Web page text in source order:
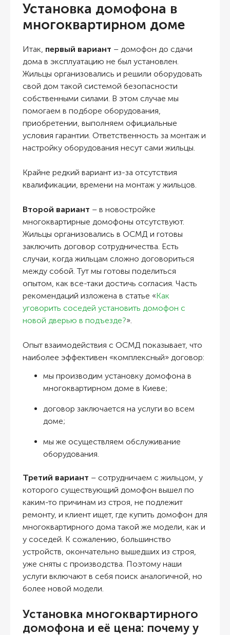
Установка домофона в
многоквартирном доме
Итак, первый вариант – домофон до сдачи
дома в эксплуатацию не был установлен.
Жильцы организовались и решили оборудовать
свой дом такой системой безопасности
собственными силами. В этом случае мы
помогаем в подборе оборудования,
приобретении, выполняем официальные
условия гарантии. Ответственность за монтаж и
настройку оборудования несут сами жильцы.
Крайне редкий вариант из-за отсутствия
квалификации, времени на монтаж у жильцов.
Второй вариант – в новостройке
многоквартирные домофоны отсутствуют.
Жильцы организовались в ОСМД и готовы
заключить договор сотрудничества. Есть
случаи, когда жильцам сложно договориться
между собой. Тут мы готовы поделиться
опытом, как все-таки достичь согласия. Часть
рекомендаций изложена в статье «Как
уговорить соседей установить домофон с
новой дверью в подъезде?».
Опыт взаимодействия с ОСМД показывает, что
наиболее эффективен «комплексный» договор:
мы производим установку домофона в
многоквартирном доме в Киеве;
договор заключается на услуги во всем
доме;
мы же осуществляем обслуживание
оборудования.
Третий вариант – сотрудничаем с жильцом, у
которого существующий домофон вышел по
каким-то причинам из строя, не подлежит
ремонту, и клиент ищет, где купить домофон для
многоквартирного дома такой же модели, как и
у соседей. К сожалению, большинство
устройств, окончательно вышедших из строя,
уже сняты с производства. Поэтому наши
услуги включают в себя поиск аналогичной, но
более новой модели.
Установка многоквартирного
домофона и её цена: почему у